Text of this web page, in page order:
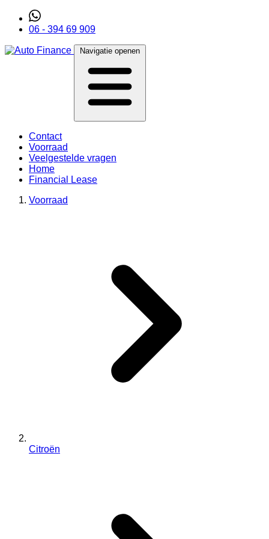
06 - 394 69 909
Navigatie openen
Contact
Voorraad
Veelgestelde vragen
Home
Financial Lease
Voorraad
Citroën